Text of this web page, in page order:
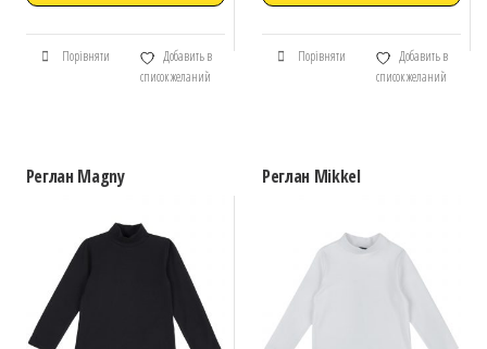
Порівняти
Добавить в
список желаний
Порівняти
Добавить в
список желаний
Реглан Magny Реглан Mikkel